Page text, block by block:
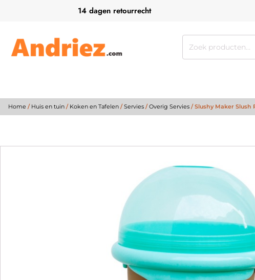
14 dagen retourrecht
Zoeken
Home / Huis en tuin / Koken en Tafelen /Servies /Overig Servies / Slushy Maker Slush